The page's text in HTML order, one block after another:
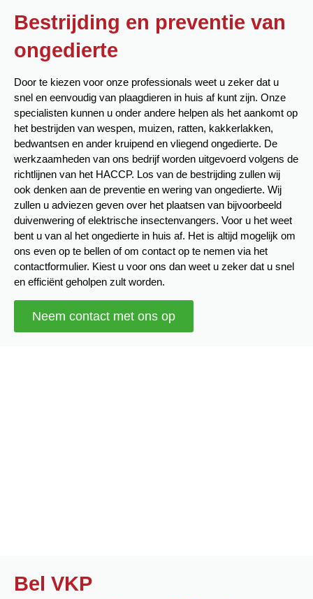
Bestrijding en preventie van
ongedierte
Door te kiezen voor onze professionals weet u zeker dat u
snel en eenvoudig van plaagdieren in huis af kunt zijn. Onze
specialisten kunnen u onder andere helpen als het aankomt op
het bestrijden van wespen, muizen, ratten, kakkerlakken,
bedwantsen en ander kruipend en vliegend ongedierte. De
werkzaamheden van ons bedrijf worden uitgevoerd volgens de
richtlijnen van het HACCP. Los van de bestrijding zullen wij
ook denken aan de preventie en wering van ongedierte. Wij
zullen u adviezen geven over het plaatsen van bijvoorbeeld
duivenwering of elektrische insectenvangers. Voor u het weet
bent u van al het ongedierte in huis af. Het is altijd mogelijk om
ons even op te bellen of om contact op te nemen via het
contactformulier. Kiest u voor ons dan weet u zeker dat u snel
en efficiënt geholpen zult worden.
Neem contact met ons op
Bel VKP